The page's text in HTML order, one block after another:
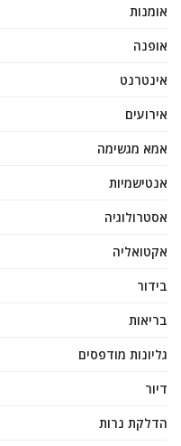
אומנות
אופנה
אינטרנט
אירועים
אמא מגשימה
אנטישמיות
אסטרולוגיה
אקטואליה
בידור
בריאות
גליונות מודפסים
דיור
הדלקת נרות